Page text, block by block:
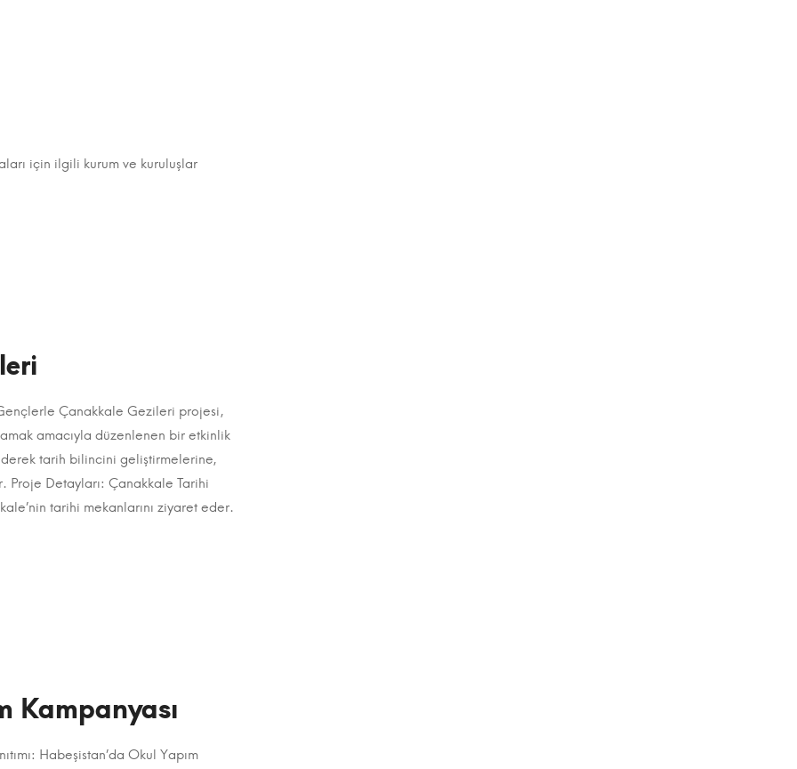
için ilgili kurum ve kuruluşlar
Çanakkale Gezileri projesi,
amacıyla düzenlenen bir etkinlik
tarih bilincini geliştirmelerine,
Proje Detayları: Çanakkale Tarihi
tarihi mekanlarını ziyaret eder.
Kampanyası
Habeşistan’da Okul Yapım